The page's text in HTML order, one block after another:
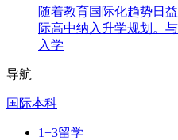
随着教育国际化趋势日
际高中纳入升学规划。
入学
导航
国际本科
1+3留学